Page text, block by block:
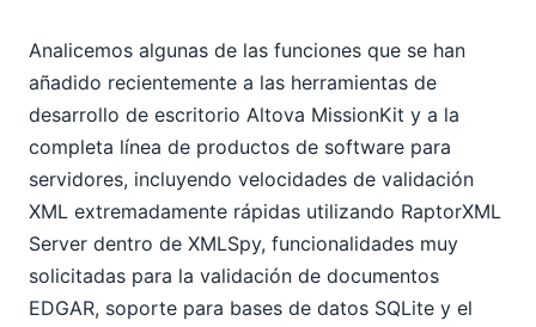
Analicemos algunas de las funciones que se han
añadido recientemente a las herramientas de
desarrollo de escritorio Altova MissionKit y a la
completa línea de productos de software para
servidores, incluyendo velocidades de validación
XML extremadamente rápidas utilizando RaptorXML
Server dentro de XMLSpy, funcionalidades muy
solicitadas para la validación de documentos
EDGAR, soporte para bases de datos SQLite y el